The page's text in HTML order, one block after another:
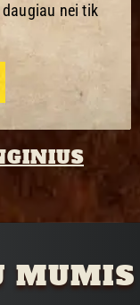
nei tik
MUMIS